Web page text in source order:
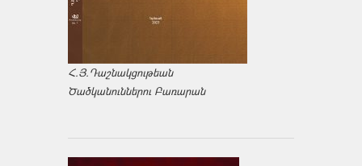
Հ.Յ.Դաշնակցութեան
Ծածկանուններու Բառարան